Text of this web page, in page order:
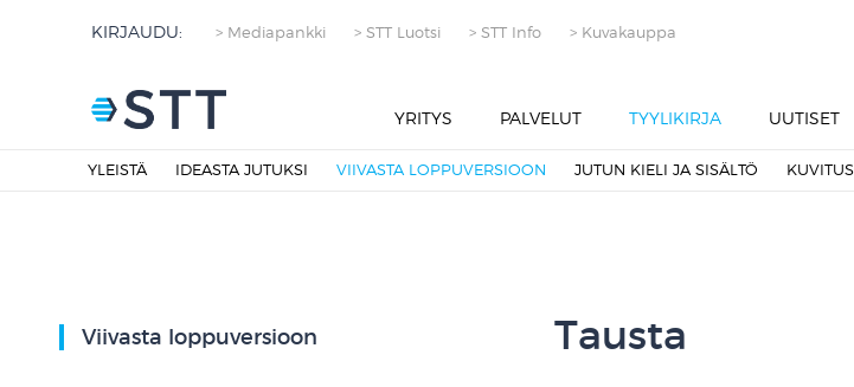
KIRJAUDU: > Mediapankki > STT Luotsi > STT Info > Kuvakauppa
YRITYS PALVELUT TYYLIKIRJA
YLEISTÄ IDEASTA JUTUKSI VIIVASTA LOPPUVERSIOON JUTUN KIELI JA SISÄLTÖ KUVITUS
UUTISET
Viivasta loppuversioon Tausta